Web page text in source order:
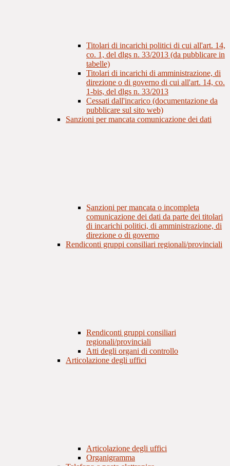
Titolari di incarichi politici di cui all'art. 14,
co. 1, del dlgs n. 33/2013 (da pubblicare in
tabelle)
Titolari di incarichi di amministrazione, di
direzione o di governo di cui all'art. 14, co.
1-bis, del dlgs n. 33/2013
Cessati dall'incarico (documentazione da
pubblicare sul sito web)
Sanzioni per mancata comunicazione dei dati
Sanzioni per mancata o incompleta
comunicazione dei dati da parte dei titolari
di incarichi politici, di amministrazione, di
direzione o di governo
Rendiconti gruppi consiliari regionali/provinciali
Rendiconti gruppi consiliari
regionali/provinciali
Atti degli organi di controllo
Articolazione degli uffici
Articolazione degli uffici
Organigramma